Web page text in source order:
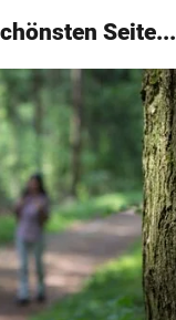
Seite...